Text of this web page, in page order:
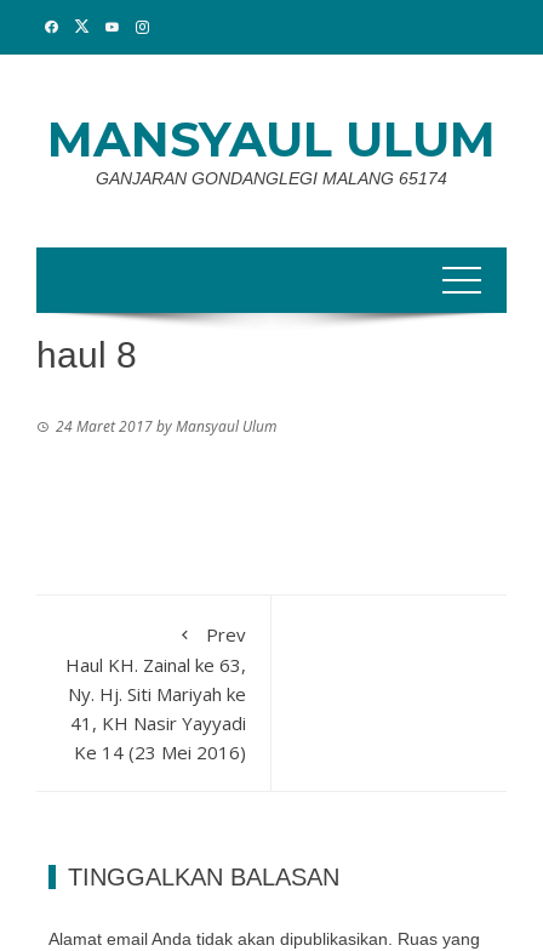
MANSYAUL ULUM
GANJARAN GONDANGLEGI MALANG 65174
haul 8
24 Maret 2017byMansyaul Ulum
Prev
Haul KH. Zainal ke 63,
Ny. Hj. Siti Mariyah ke
41, KH Nasir Yayyadi
Ke 14 (23 Mei 2016)
TINGGALKAN BALASAN
Alamat email Anda tidak akan dipublikasikan. Ruas yang